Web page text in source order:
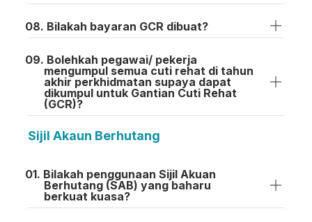
Bilakah bayaran GCR dibuat?
Bolehkah pegawai/ pekerja
mengumpul semua cuti rehat di tahun
akhir perkhidmatan supaya dapat
dikumpul untuk Gantian Cuti Rehat
(GCR)?
Sijil Akaun Berhutang
Bilakah penggunaan Sijil Akuan
Berhutang (SAB) yang baharu
berkuat kuasa?